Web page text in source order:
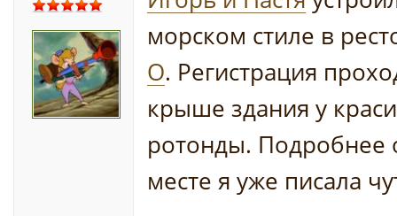
морском стиле в
O. Регистрация
крыше здания у
ротонды. Подробнее
месте я уже писала